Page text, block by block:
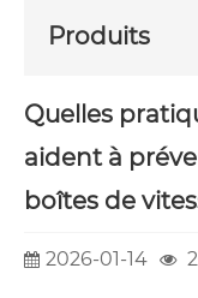
Produits
Quelles
aident à
boîtes de
2026-01-14